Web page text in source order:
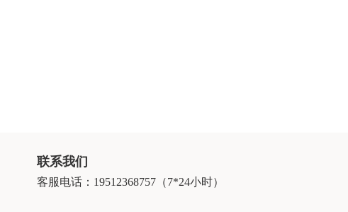
联系我们
客服电话：19512368757（7*24小时）